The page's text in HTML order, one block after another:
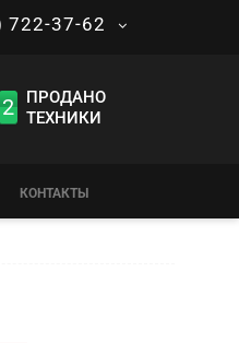
722-37-62
2
ПРОДАНО
ТЕХНИКИ
КОНТАКТЫ